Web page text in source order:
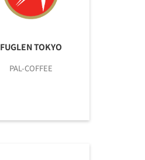
FUGLEN TOKYO
PAL-COFFEE